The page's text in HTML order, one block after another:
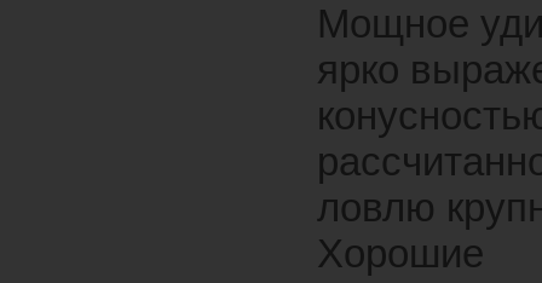
Мощное
ярко
ловлю
Хорошие